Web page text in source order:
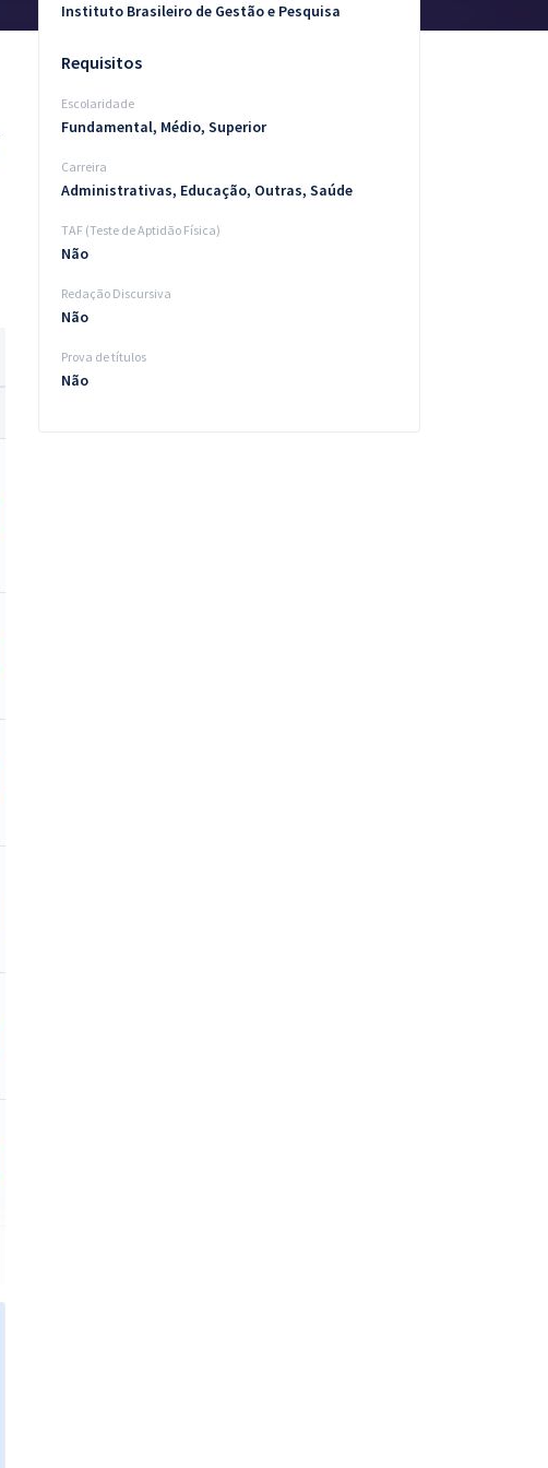
Instituto Brasileiro de Gestão e Pesquisa
Requisitos
Escolaridade
Fundamental, Médio, Superior
Carreira
Administrativas, Educação, Outras, Saúde
TAF (Teste de Aptidão Física)
Não
Redação Discursiva
Não
Prova de títulos
Não